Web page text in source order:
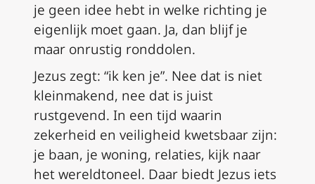
je geen idee hebt in welke richting je
eigenlijk moet gaan. Ja, dan blijf je
maar onrustig ronddolen.
Jezus zegt: “ik ken je”. Nee dat is niet
kleinmakend, nee dat is juist
rustgevend. In een tijd waarin
zekerheid en veiligheid kwetsbaar zijn:
je baan, je woning, relaties, kijk naar
het wereldtoneel. Daar biedt Jezus iets